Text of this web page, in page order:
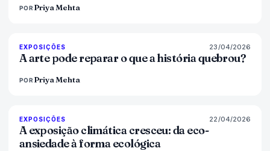
POR Priya Mehta
79% 56
EXPOSIÇÕES 23/04/2026
A arte pode reparar o que a história quebrou?
POR Priya Mehta
74% 44
EXPOSIÇÕES 22/04/2026
A exposição climática cresceu: da eco-
ansiedade à forma ecológica